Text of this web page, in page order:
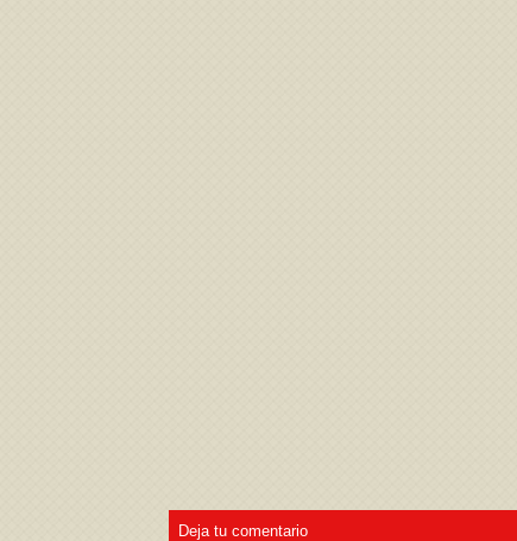
Deja tu comentario